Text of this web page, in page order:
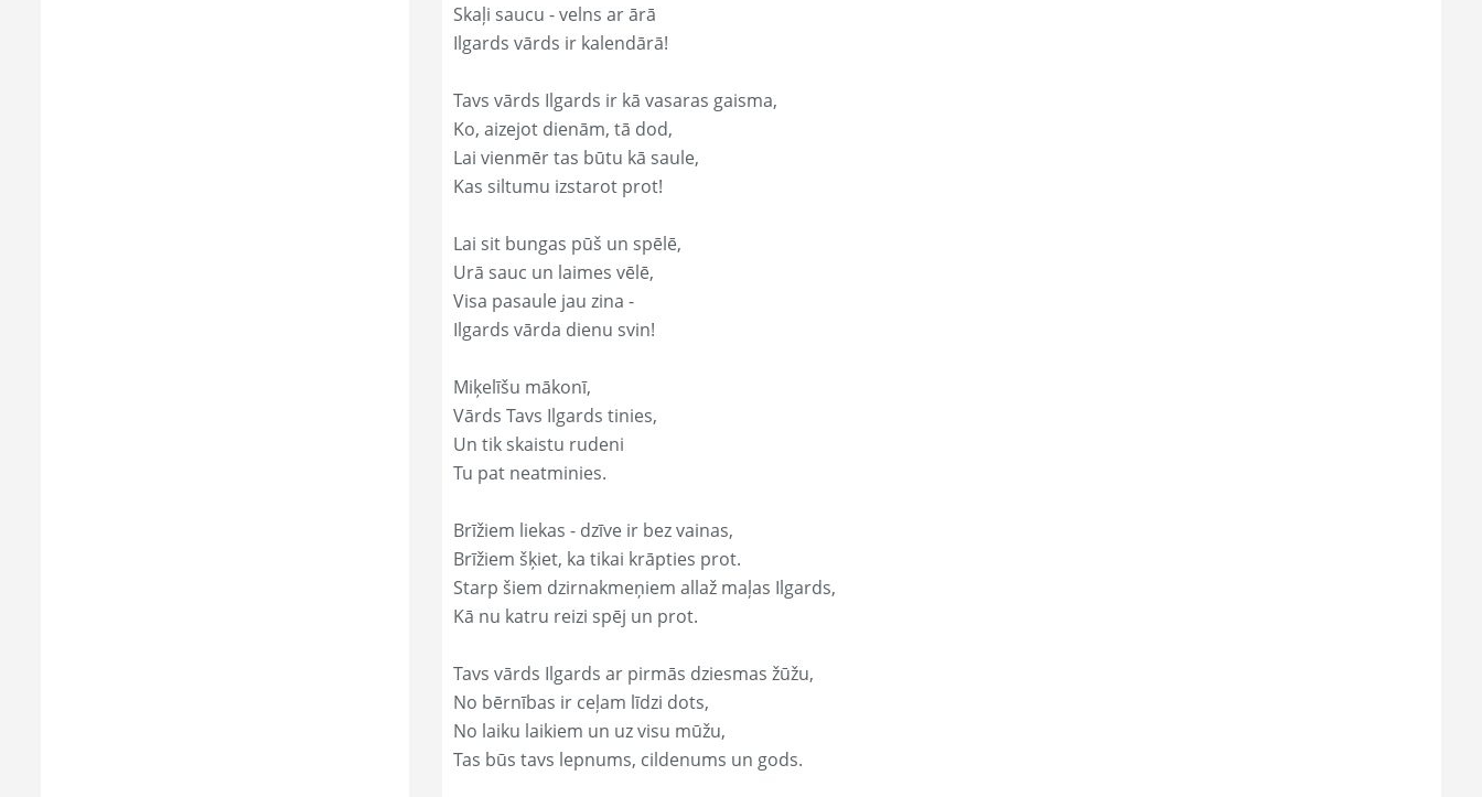
Skaļi saucu - velns ar ārā
Ilgards vārds ir kalendārā!
Tavs vārds Ilgards ir kā vasaras gaisma,
Ko, aizejot dienām, tā dod,
Lai vienmēr tas būtu kā saule,
Kas siltumu izstarot prot!
Lai sit bungas pūš un spēlē,
Urā sauc un laimes vēlē,
Visa pasaule jau zina -
Ilgards vārda dienu svin!
Miķelīšu mākonī,
Vārds Tavs Ilgards tinies,
Un tik skaistu rudeni
Tu pat neatminies.
Brīžiem liekas - dzīve ir bez vainas,
Brīžiem šķiet, ka tikai krāpties prot.
Starp šiem dzirnakmeņiem allaž maļas Ilgards,
Kā nu katru reizi spēj un prot.
Tavs vārds Ilgards ar pirmās dziesmas žūžu,
No bērnības ir ceļam līdzi dots,
No laiku laikiem un uz visu mūžu,
Tas būs tavs lepnums, cildenums un gods.